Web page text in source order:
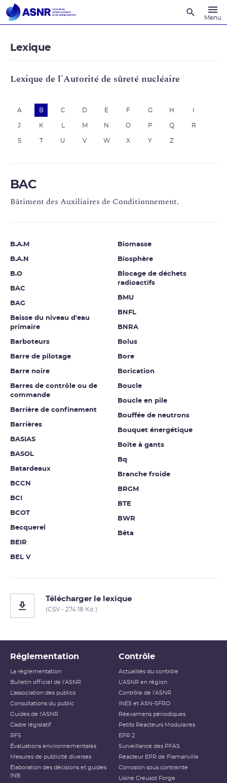
Menu
Lexique
Lexique de l'Autorité de sûreté nucléaire
A B C D E F G H
J K M N O P Q R
S U V W X Y Z
BAC
Bâtiment des Auxiliaires de Conditionnement.
B.A.M
B.A.N
B.O
BAC
BAG
Baisse du niveau d'eau
primaire
Barboteurs
Barre de pilotage
Barre noire
Barres de contrôle ou de
commande
Barrière de confinement
Barrières
BASIAS
BASOL
Batardeaux
BCCN
BCI
BCOT
Becquerel
BEIR
BEL V
Biomasse
Biosphère
Blocage de déchets
radioactifs
BMU
BNFL
BNRA
Bolus
Bore
Borication
Boucle
Boucle en pile
Bouffée de neutrons
Bouquet énergétique
Boîte à gants
Bq
Branche froide
BRGM
BTE
BWR
Bêta
Télécharger le lexique
(CSV - 274.18 Ko )
Réglementation
La réglementation
Bulletin officiel de l'ASNR
L’association des publics
Consultations du public
Guides de l'ASNR
Cadre législatif
RFS
Évaluations environnementales
Mesures de publicité diverses
Élaboration des décisions et guides
INB
Contrôle
Actualités du contrôle
L'ASNR en région
Contrôle de l'ASNR
INES et ASN-SFRO
Réexamens périodiques
Petits Réacteurs Modulaires
EPR 2
Surveillance des PFAS
Réacteur EPR de Flamanville
Corrosion sous contrainte
Usine Creusot Forge